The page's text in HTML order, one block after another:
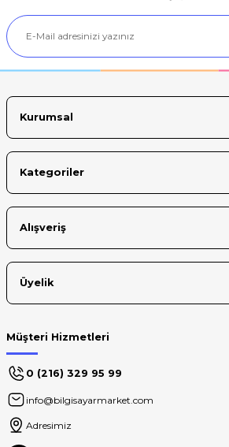
Ürün açıklamasında eksik bilgiler bulunuyor.
Ürün bilgilerinde hatalar bulunuyor.
Kurumsal
Kategoriler
Alışveriş
Üyelik
Müşteri Hizmetleri
0 (216) 329 95 99
info@bilgisayarmarket.com
Adresimiz